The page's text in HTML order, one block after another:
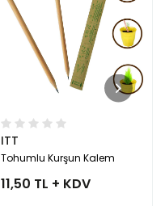
ITT
Tohumlu Kurşun Kalem
11,50 TL + KDV